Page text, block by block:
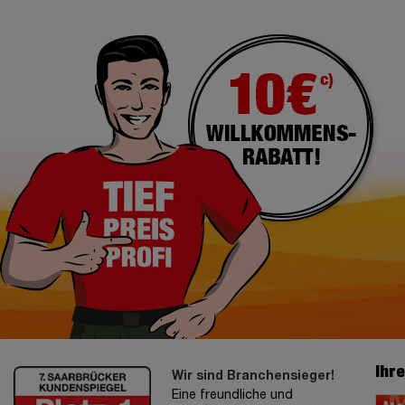
Wir sind Branchensieger!
Eine freundliche und